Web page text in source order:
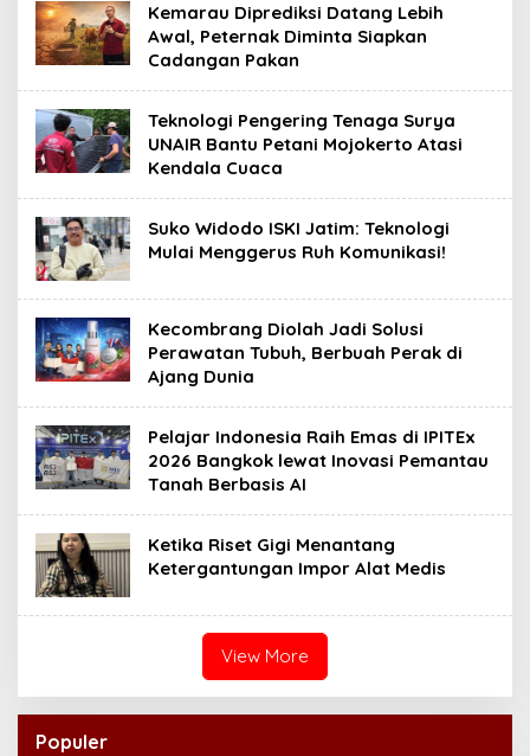
Kemarau Diprediksi Datang Lebih
Awal, Peternak Diminta Siapkan
Cadangan Pakan
Teknologi Pengering Tenaga Surya
UNAIR Bantu Petani Mojokerto Atasi
Kendala Cuaca
Suko Widodo ISKI Jatim: Teknologi
Mulai Menggerus Ruh Komunikasi!
Kecombrang Diolah Jadi Solusi
Perawatan Tubuh, Berbuah Perak di
Ajang Dunia
Pelajar Indonesia Raih Emas di IPITEx
2026 Bangkok lewat Inovasi Pemantau
Tanah Berbasis AI
Ketika Riset Gigi Menantang
Ketergantungan Impor Alat Medis
View More
Populer